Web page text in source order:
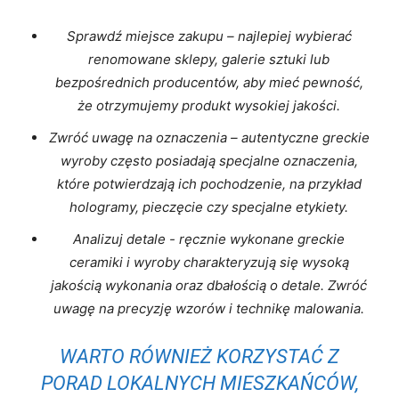
Sprawdź⁢ miejsce zakupu – najlepiej wybierać
⁣renomowane sklepy, galerie sztuki‍ lub
bezpośrednich ⁣producentów, aby mieć pewność,
że otrzymujemy ⁣produkt⁣ wysokiej jakości.
Zwróć uwagę na oznaczenia – autentyczne ‌greckie‌
wyroby ⁣często posiadają⁢ specjalne ​oznaczenia,⁢
które potwierdzają⁣ ich pochodzenie, na przykład
hologramy, pieczęcie czy ‍specjalne etykiety.
Analizuj detale -​ ręcznie wykonane ⁤greckie
ceramiki i wyroby charakteryzują się ⁢wysoką
jakością wykonania oraz dbałością⁣ o ⁤detale. Zwróć‌
uwagę na precyzję ⁤wzorów i technikę malowania.
WARTO RÓWNIEŻ⁢ KORZYSTAĆ‍ Z‍
PORAD LOKALNYCH MIESZKAŃCÓW,